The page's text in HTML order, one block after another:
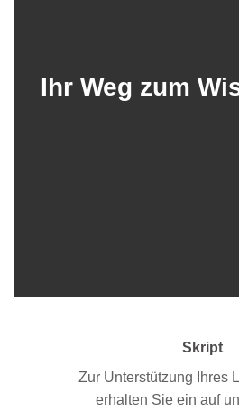
Ihr Weg zum
Skript
Zur Unterstützung Ihres
erhalten Sie ein auf